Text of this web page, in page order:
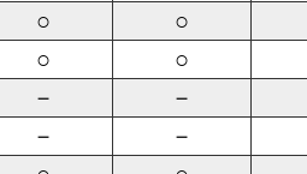
○ ○
○ ○
－ －
－ －